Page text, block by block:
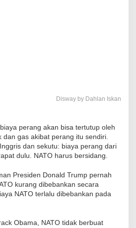
Disway by Dahlan Iskan
perang akan bisa tertutup oleh
dan gas akibat perang itu sendiri.
dan sekutu: biaya perang dari
dulu. NATO harus bersidang.
Presiden Donald Trump pernah
kurang dibebankan secara
NATO terlalu dibebankan pada
Obama, NATO tidak berbuat